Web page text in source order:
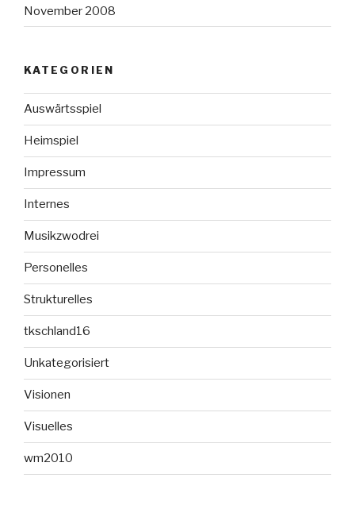
November 2008
KATEGORIEN
Auswärtsspiel
Heimspiel
Impressum
Internes
Musikzwodrei
Personelles
Strukturelles
tkschland16
Unkategorisiert
Visionen
Visuelles
wm2010